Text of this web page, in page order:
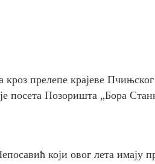
прелепе крајеве Пчињског
посета Позоришта „Бора
који овог лета имају